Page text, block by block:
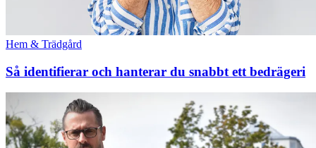
Hem & Trädgård
Så identifierar och hanterar du snabbt ett bedrägeri